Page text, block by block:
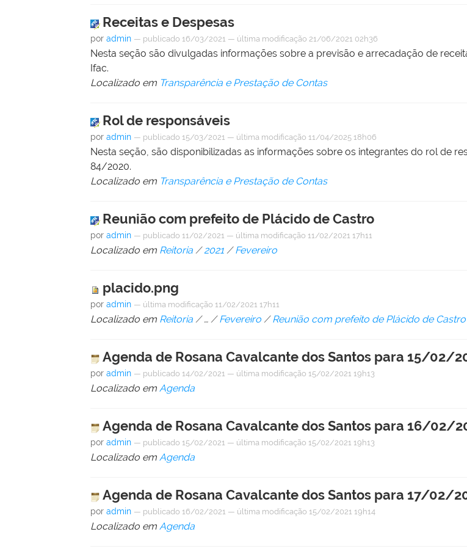
Receitas e Despesas
por admin — publicado 16/03/2021 — última modificação 21/06/2021 02h36
Nesta seção são divulgadas informações sobre a previsão e arrecadação de
Ifac.
Localizado em Transparência e Prestação de Contas
Rol de responsáveis
por admin — publicado 15/03/2021 — última modificação 11/04/2025 18h06
Nesta seção, são disponibilizadas as informações sobre os integrantes do rol de
84/2020.
Localizado em Transparência e Prestação de Contas
Reunião com prefeito de Plácido de Castro
por admin — publicado 11/02/2021 — última modificação 11/02/2021 17h11
Localizado em Reitoria /2021 /Fevereiro
placido.png
por admin — última modificação 11/02/2021 17h11
Localizado em Reitoria /… /Fevereiro /Reunião com prefeito de Plácido de Castro
Agenda de Rosana Cavalcante dos Santos para 15/02/
por admin — publicado 14/02/2021 — última modificação 15/02/2021 19h13
Localizado em Agenda
Agenda de Rosana Cavalcante dos Santos para 16/02/
por admin — publicado 15/02/2021 — última modificação 15/02/2021 19h13
Localizado em Agenda
Agenda de Rosana Cavalcante dos Santos para 17/02/
por admin — publicado 16/02/2021 — última modificação 15/02/2021 19h14
Localizado em Agenda